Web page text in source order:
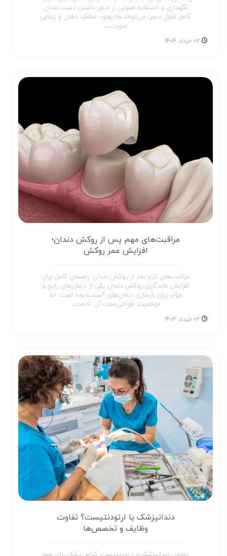
نگهداری و استفاده اصولی از دنچر داشتن دست دندان
کامل (فول دنچر) می‌تواند به بهبود عملکرد دهان و زیبایی
صورت…
02 خرداد 1404
مراقبت‌های مهم پس از روکش دندان؛
افزایش عمر روکش
مراقبت‌های لازم بعد از روکش دندان: راهنمای کامل برای
افزایش ماندگاری روکش دندان یکی از درمان‌های رایج و
مؤثر برای بازسازی دندان‌های آسیب‌دیده است. اما
موفقیت طولانی‌مدت آن تا حد…
02 خرداد 1404
دندانپزشک یا ارتودنتیست؟ تفاوت
وظایف و تخصص‌ها